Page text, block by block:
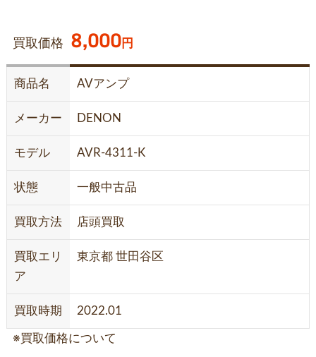
買取価格 8,000円
商品名 AVアンプ
メーカー DENON
モデル AVR-4311-K
状態 一般中古品
買取方法 店頭買取
買取エリ
ア
東京都 世田谷区
買取時期 2022.01
※買取価格について